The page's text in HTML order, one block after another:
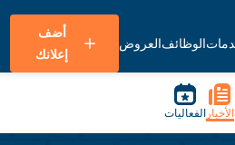
الوظائفالعروض
أضف
إعلانك
الأخبار الفعاليات